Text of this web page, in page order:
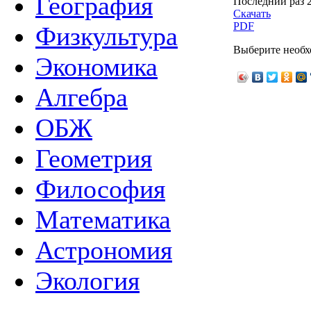
География
Физкультура
Экономика
Алгебра
ОБЖ
Геометрия
Философия
Математика
Астрономия
Экология
Скачать
PDF
Выберите